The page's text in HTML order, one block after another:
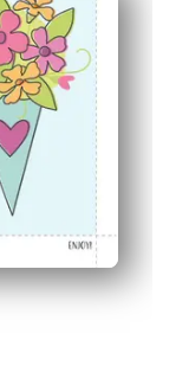
en cualquier
ideal para